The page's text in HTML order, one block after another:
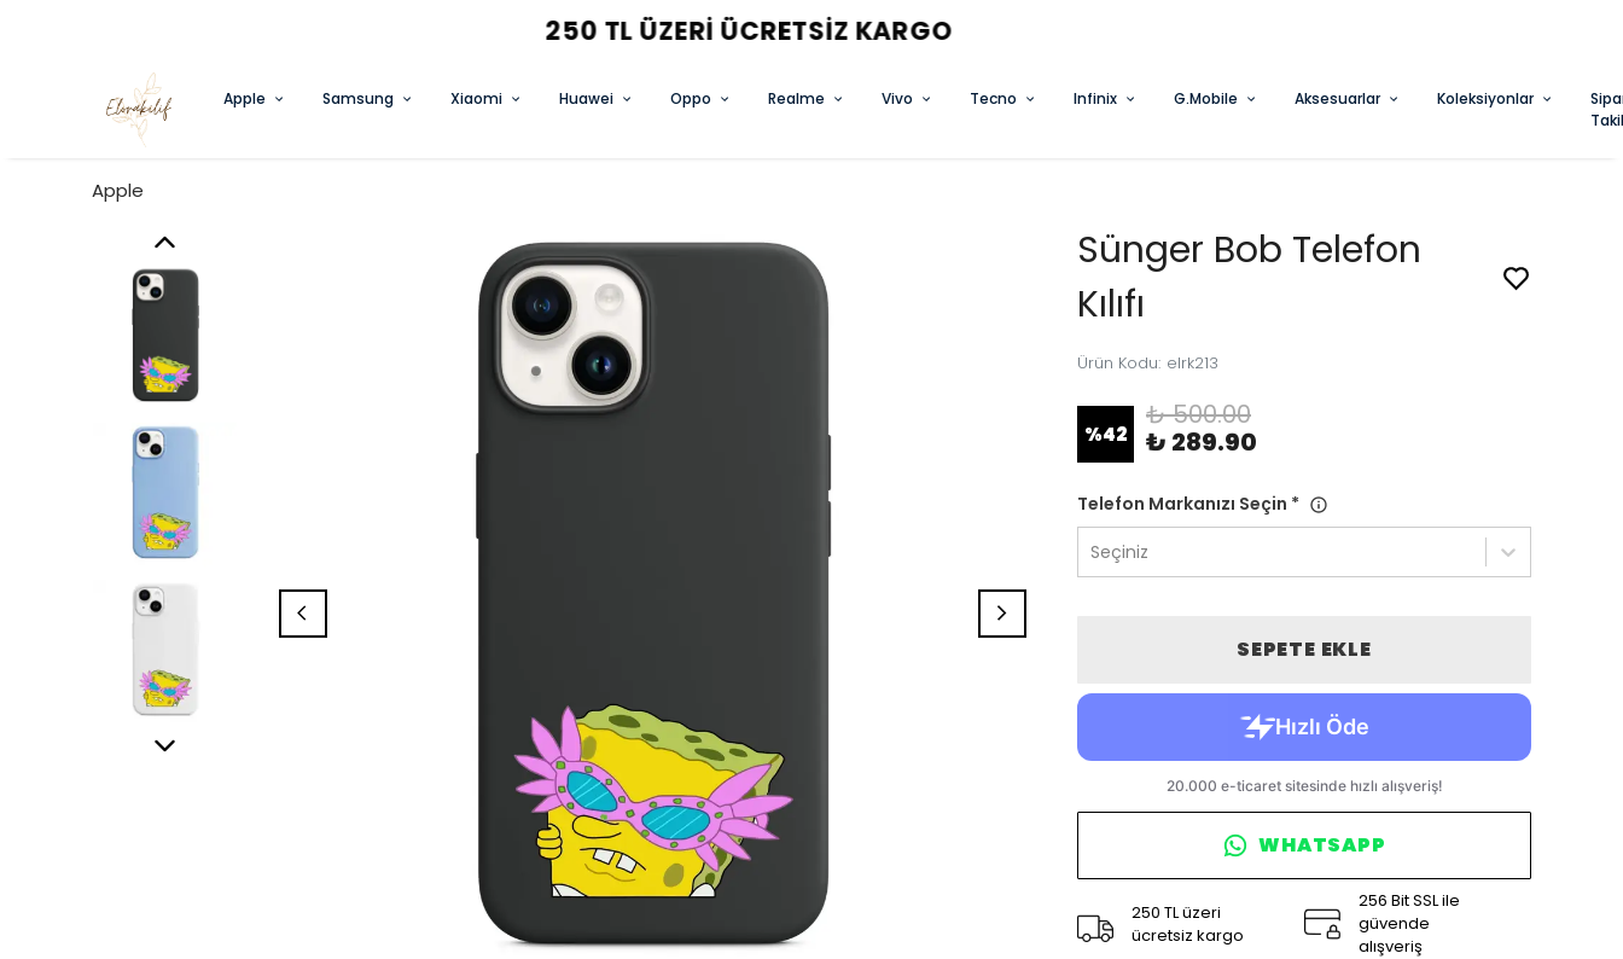
3 AL 2 ÖDE FIRSATINI KAÇIRMA
Apple Samsung Xiaomi Huawei Oppo Realme Vivo Tecno Infinix G.Mobile Aksesuarlar Koleksiyonlar
Apple
Sünger Bob Telefon
Kılıfı
Ürün Kodu: elrk213
%42
₺ 500.00
₺ 289.90
Telefon Markanızı Seçin *
Seçiniz
SEPETE EKLE
WHATSAPP
250 TL üzeri
ücretsiz kargo
256 Bit SSL ile
güvende
alışveriş